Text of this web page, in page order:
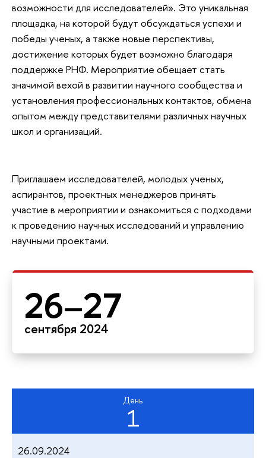
возможности для исследователей». Это уникальная
площадка, на которой будут обсуждаться успехи и
победы ученых, а также новые перспективы,
достижение которых будет возможно благодаря
поддержке РНФ. Мероприятие обещает стать
значимой вехой в развитии научного сообщества и
установления профессиональных контактов, обмена
опытом между представителями различных научных
школ и организаций.
Приглашаем исследователей, молодых ученых,
аспирантов, проектных менеджеров принять
участие в мероприятии и ознакомиться с подходами
к проведению научных исследований и управлению
научными проектами.
26–27
сентября 2024
День
1
26.09.2024